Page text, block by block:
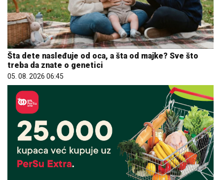
Šta dete nasleđuje od oca, a šta od majke? Sve što
treba da znate o genetici
05. 08. 2026 06:45